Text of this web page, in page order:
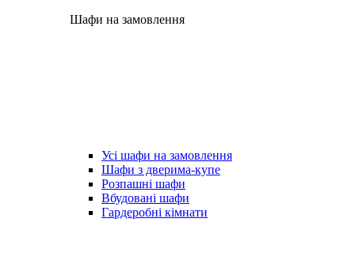
Шафи на замовлення
Усі шафи на замовлення
Шафи з дверима-купе
Розпашні шафи
Вбудовані шафи
Гардеробні кімнати